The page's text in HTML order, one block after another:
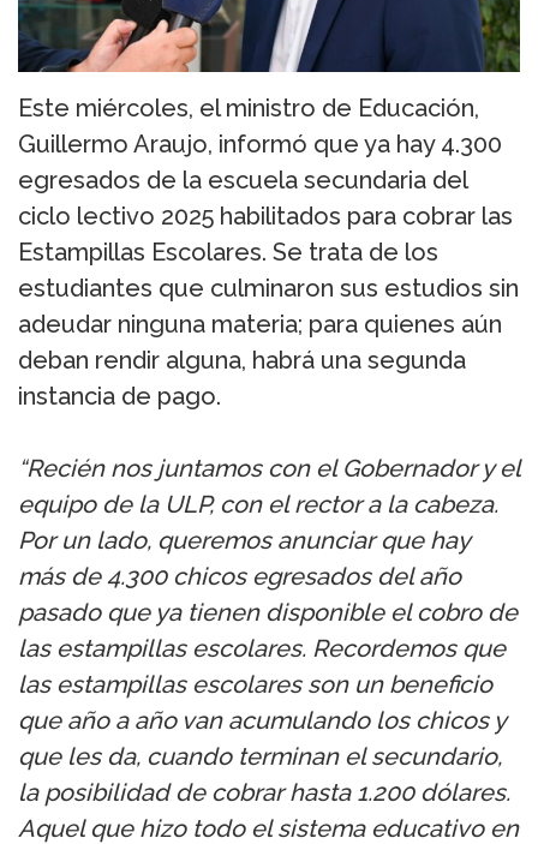
Este miércoles, el ministro de Educación,
Guillermo Araujo, informó que ya hay 4.300
egresados de la escuela secundaria del
ciclo lectivo 2025 habilitados para cobrar las
Estampillas Escolares. Se trata de los
estudiantes que culminaron sus estudios sin
adeudar ninguna materia; para quienes aún
deban rendir alguna, habrá una segunda
instancia de pago.
“Recién nos juntamos con el Gobernador y el
equipo de la ULP, con el rector a la cabeza.
Por un lado, queremos anunciar que hay
más de 4.300 chicos egresados del año
pasado que ya tienen disponible el cobro de
las estampillas escolares. Recordemos que
las estampillas escolares son un beneficio
que año a año van acumulando los chicos y
que les da, cuando terminan el secundario,
la posibilidad de cobrar hasta 1.200 dólares.
Aquel que hizo todo el sistema educativo en